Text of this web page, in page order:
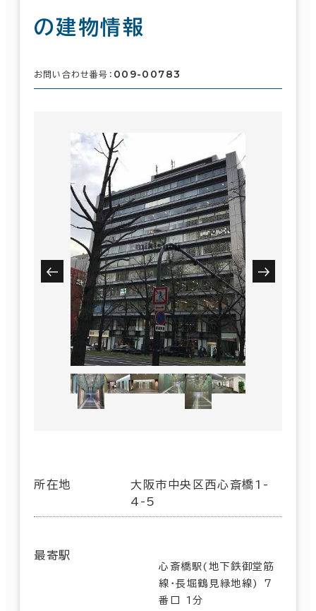
の建物情報
お問い合わせ番号： 009-00783
所在地
大阪市中央区西心斎橋1-
4-5
最寄駅
心斎橋駅(地下鉄御堂筋
線･長堀鶴見緑地線) 7
番口 1分